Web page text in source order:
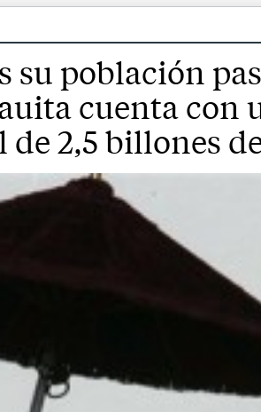
su población
cuenta con
de 2,5 billones